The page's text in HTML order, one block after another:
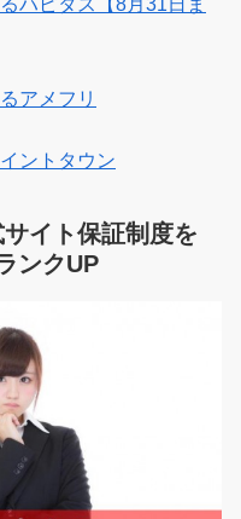
アメフリ
ントタウン
イト保証制度を
ンクUP